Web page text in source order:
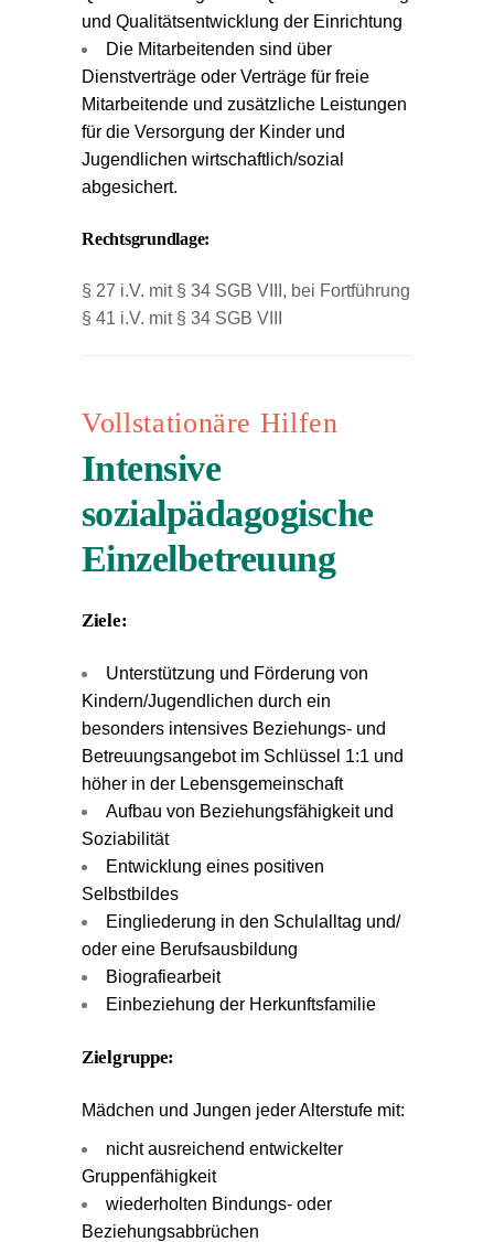
und Qualitätsentwicklung der Einrichtung
Die Mitarbeitenden sind über
Dienstverträge oder Verträge für freie
Mitarbeitende und zusätzliche Leistungen
für die Versorgung der Kinder und
Jugendlichen wirtschaftlich/sozial
abgesichert.
Rechtsgrundlage:
§ 27 i.V. mit § 34 SGB VIII, bei Fortführung
§ 41 i.V. mit § 34 SGB VIII
Vollstationäre Hilfen
Intensive
sozialpädagogische
Einzelbetreuung
Ziele:
Unterstützung und Förderung von
Kindern/Jugendlichen durch ein
besonders intensives Beziehungs- und
Betreuungsangebot im Schlüssel 1:1 und
höher in der Lebensgemeinschaft
Aufbau von Beziehungsfähigkeit und
Soziabilität
Entwicklung eines positiven
Selbstbildes
Eingliederung in den Schulalltag und/
oder eine Berufsausbildung
Biografiearbeit
Einbeziehung der Herkunftsfamilie
Zielgruppe:
Mädchen und Jungen jeder Alterstufe mit:
nicht ausreichend entwickelter
Gruppenfähigkeit
wiederholten Bindungs- oder
Beziehungsabbrüchen